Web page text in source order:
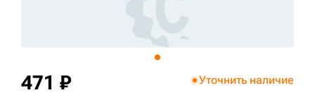
471 ₽ Уточнить наличие